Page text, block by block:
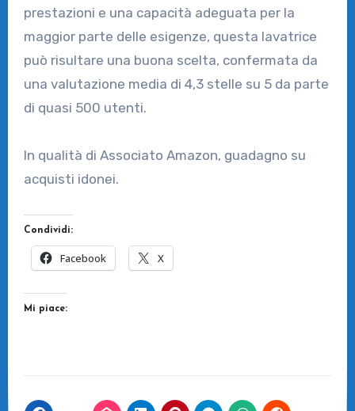
prestazioni e una capacità adeguata per la
maggior parte delle esigenze, questa lavatrice
può risultare una buona scelta, confermata da
una valutazione media di 4,3 stelle su 5 da parte
di quasi 500 utenti.
In qualità di Associato Amazon, guadagno su
acquisti idonei.
Condividi:
Facebook X
Mi piace: